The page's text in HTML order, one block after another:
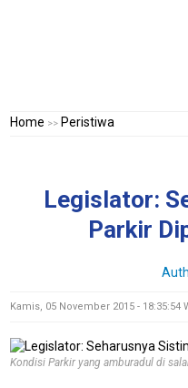
Home >> Peristiwa
Legislator:
Parkir
Kamis, 05 November 2015 - 18:35:54
Kondisi Parkir yang amburadul di